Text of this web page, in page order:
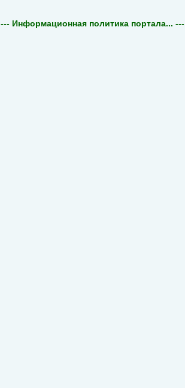
--- Информационная политика портала... ---